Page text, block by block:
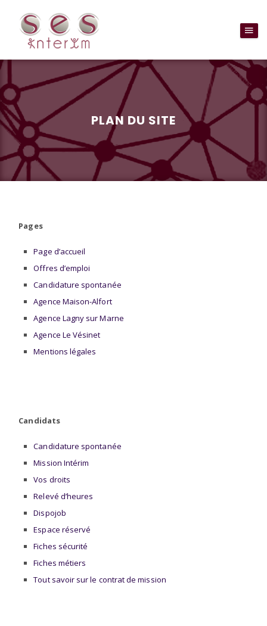
PLAN DU SITE
Pages
Page d’accueil
Offres d’emploi
Candidature spontanée
Agence Maison-Alfort
Agence Lagny sur Marne
Agence Le Vésinet
Mentions légales
Candidats
Candidature spontanée
Mission Intérim
Vos droits
Relevé d’heures
Dispojob
Espace réservé
Fiches sécurité
Fiches métiers
Tout savoir sur le contrat de mission